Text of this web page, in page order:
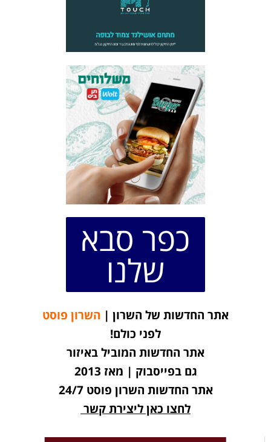
כפר סבא
שלנו
אתר החדשות של השרון | השרון פוסט
לפני כולם!
אתר החדשות המוביל באיזור
גם בפייסבוק | מאז 2013
אתר החדשות השרון פוסט 24/7
לחצו כאן ליצירת קשר